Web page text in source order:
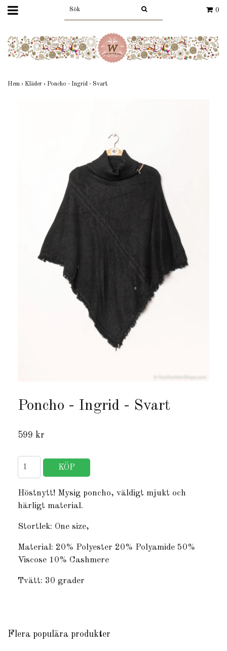
0
Hem › Kläder › Poncho - Ingrid - Svart
Poncho - Ingrid - Svart
599 kr
Höstnytt! Mysig poncho, väldigt mjukt och
härligt material.
Stortlek: One size,
Material: 20% Polyester 20% Polyamide 50%
Viscose 10% Cashmere
Tvätt: 30 grader
Flera populära produkter